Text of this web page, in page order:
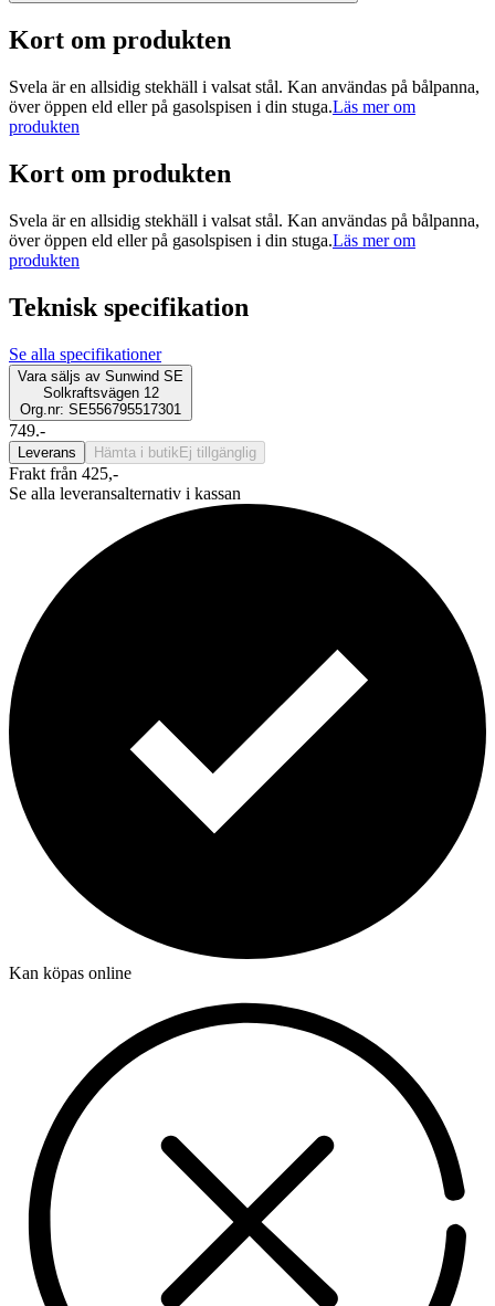
Kort om produkten
Svela är en allsidig stekhäll i valsat stål. Kan användas på bålpanna,
över öppen eld eller på gasolspisen i din stuga.Läs mer om
produkten
Kort om produkten
Svela är en allsidig stekhäll i valsat stål. Kan användas på bålpanna,
över öppen eld eller på gasolspisen i din stuga.Läs mer om
produkten
Teknisk specifikation
Se alla specifikationer
Vara säljs av Sunwind SE
Solkraftsvägen 12
Org.nr: SE556795517301
749.-
Leverans Hämta i butik Ej tillgänglig
Frakt från 425,-
Se alla leveransalternativ i kassan
Kan köpas online